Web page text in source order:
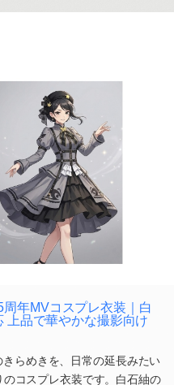
年MVコスプレ衣装｜白
上品で華やかな撮影向け
らめきを、日常の延長みたい
コスプレ衣装です。白石紬の